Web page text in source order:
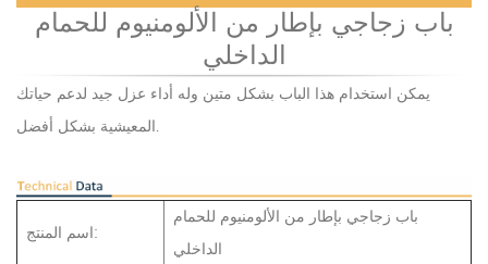
باب زجاجي بإطار من الألومنيوم للحمام
الداخلي
يمكن استخدام هذا الباب بشكل متين وله أداء عزل جيد لدعم حياتك
المعيشية بشكل أفضل.
اسم المنتج:
باب زجاجي بإطار من الألومنيوم للحمام
الداخلي